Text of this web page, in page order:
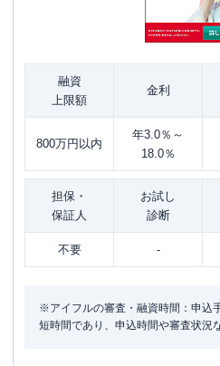
融資
上限額
金利
800万円以内
年3.0％～
18.0％
担保・
保証人
お試し
診断
不要 -
※アイフルの審査・融資時間：申込
短時間であり、申込時間や審査状況